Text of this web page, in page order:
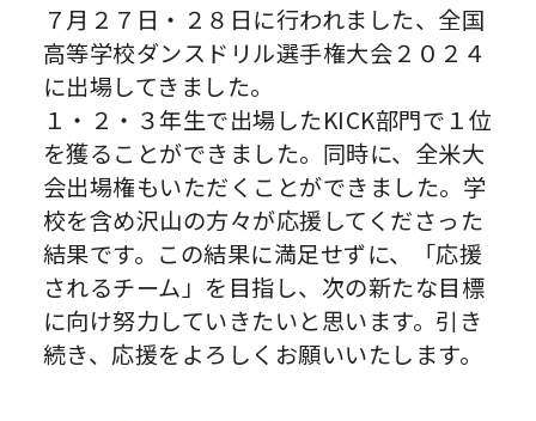
７月２７日・２８日に行われました、全国
高等学校ダンスドリル選手権大会２０２４
に出場してきました。
１・２・３年生で出場したKICK部門で１位
を獲ることができました。同時に、全米大
会出場権もいただくことができました。学
校を含め沢山の方々が応援してくださった
結果です。この結果に満足せずに、「応援
されるチーム」を目指し、次の新たな目標
に向け努力していきたいと思います。引き
続き、応援をよろしくお願いいたします。